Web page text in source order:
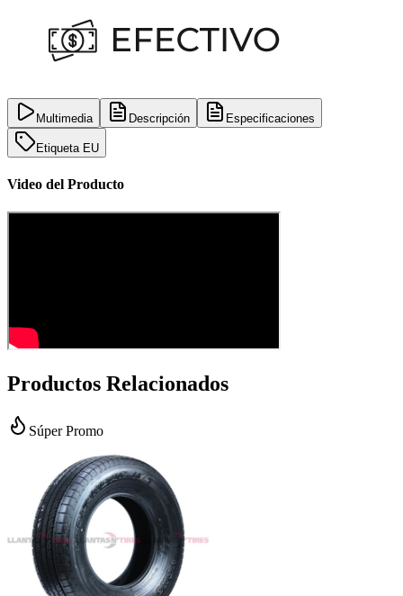
Multimedia Descripción Especificaciones
Etiqueta EU
Video del Producto
Productos Relacionados
Súper Promo